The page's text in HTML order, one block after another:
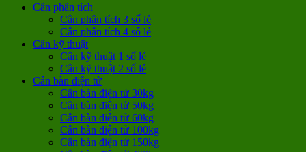
Cân phân tích
Cân phân tích 3 số lẻ
Cân phân tích 4 số lẻ
Cân kỹ thuật
Cân kỹ thuật 1 số lẻ
Cân kỹ thuật 2 số lẻ
Cân bàn điện tử
Cân bàn điện tử 30kg
Cân bàn điện tử 50kg
Cân bàn điện tử 60kg
Cân bàn điện tử 100kg
Cân bàn điện tử 150kg